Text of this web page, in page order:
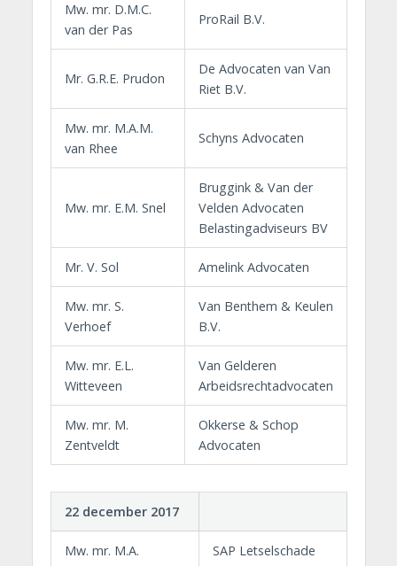
Mw. mr. D.M.C.
van der Pas
ProRail B.V.
Mr. G.R.E. Prudon
De Advocaten van Van
Riet B.V.
Mw. mr. M.A.M.
van Rhee
Schyns Advocaten
Mw. mr. E.M. Snel
Bruggink & Van der
Velden Advocaten
Belastingadviseurs BV
Mr. V. Sol Amelink Advocaten
Mw. mr. S.
Verhoef
Van Benthem & Keulen
B.V.
Mw. mr. E.L.
Witteveen
Van Gelderen
Arbeidsrechtadvocaten
Mw. mr. M.
Zentveldt
Okkerse & Schop
Advocaten
22 december 2017
Mw. mr. M.A.
SAP Letselschade